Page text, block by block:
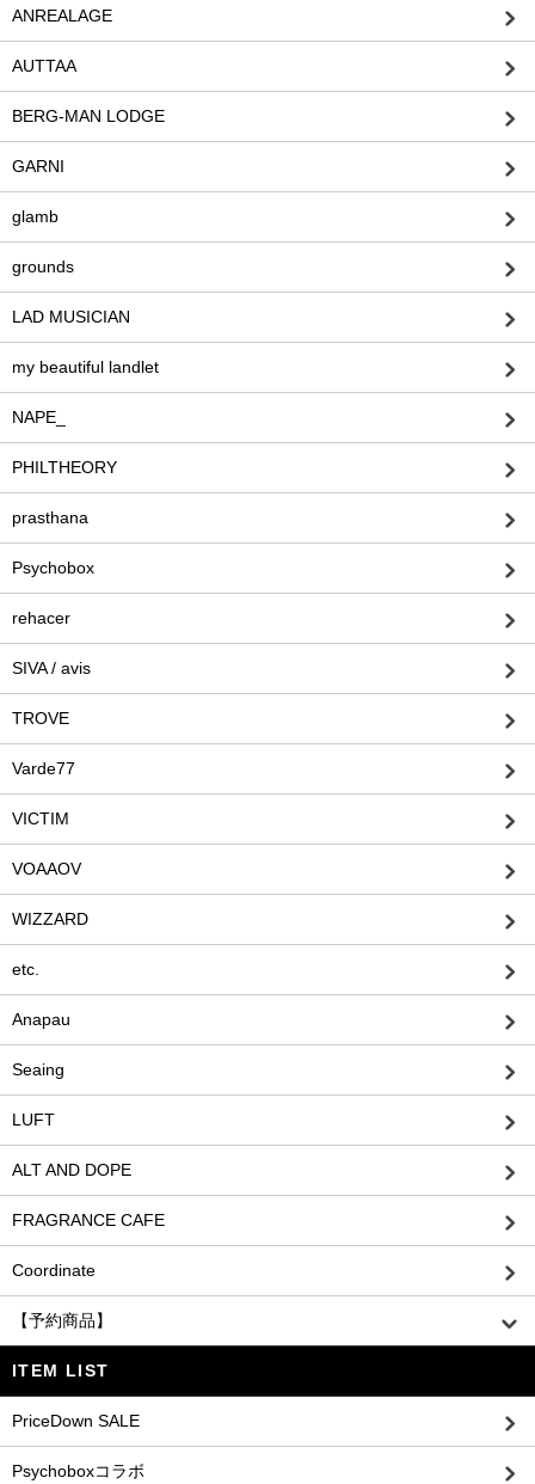
ANREALAGE
AUTTAA
BERG-MAN LODGE
GARNI
glamb
grounds
LAD MUSICIAN
my beautiful landlet
NAPE_
PHILTHEORY
prasthana
Psychobox
rehacer
SIVA / avis
TROVE
Varde77
VICTIM
VOAAOV
WIZZARD
etc.
Anapau
Seaing
LUFT
ALT AND DOPE
FRAGRANCE CAFE
Coordinate
【予約商品】
ITEM LIST
PriceDown SALE
Psychoboxコラボ